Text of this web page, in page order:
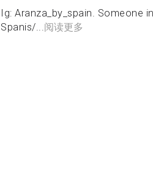
Ig: Aranza_by_spain. Someone
Spanis/...阅读更多